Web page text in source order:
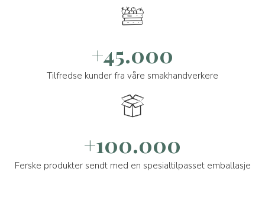
+45.000
Tilfredse kunder fra våre smakhandverkere
+100.000
Ferske produkter sendt med en spesialtilpasset emballasje